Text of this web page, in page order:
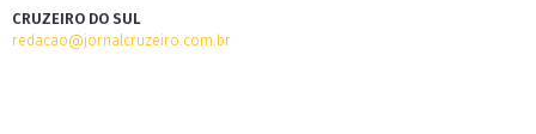
CRUZEIRO DO SUL
redacao@jornalcruzeiro.com.br